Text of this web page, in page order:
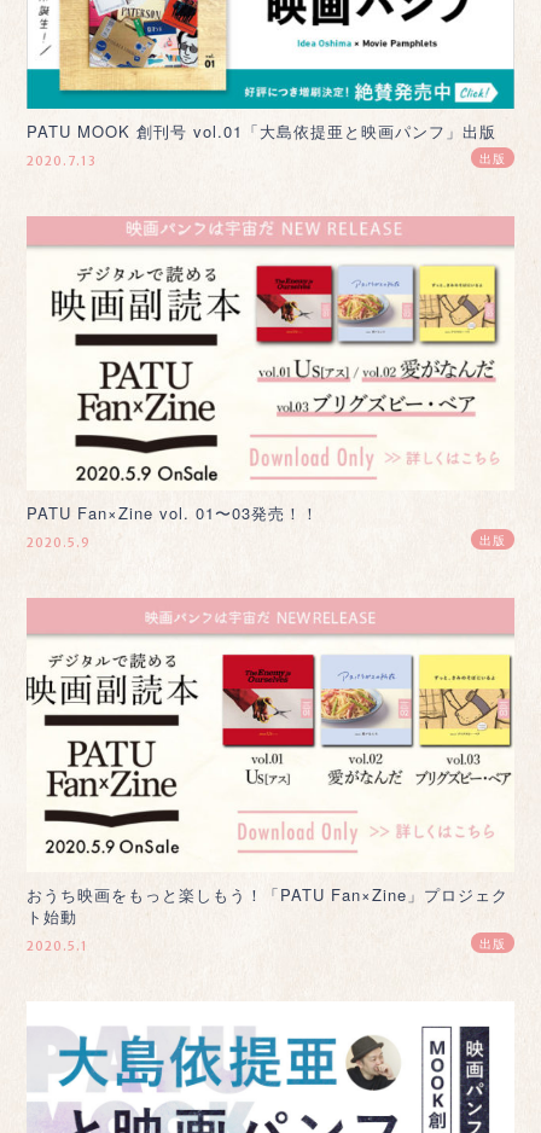
PATU MOOK 創刊号 vol.01「大島依提亜と映画パンフ」出版
2020.7.13 出版
PATU Fan×Zine vol. 01〜03発売！！
2020.5.9 出版
おうち映画をもっと楽しもう！「PATU Fan×Zine」プロジェク
ト始動
2020.5.1 出版